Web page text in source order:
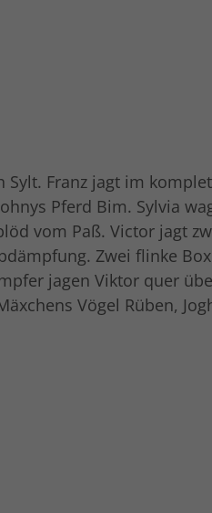
Franz jagt im
Pferd Bim. Sylvia
vom Paß. Victor jagt
Zwei flinke
jagen Viktor quer
Vögel Rüben,